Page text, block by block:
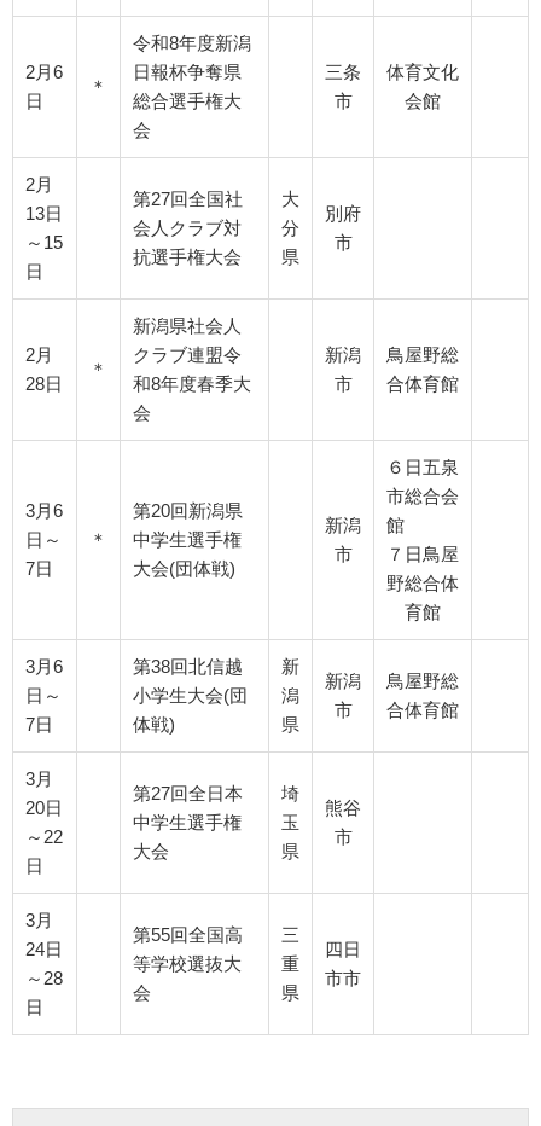
2月6
日
＊
令和8年度新潟
日報杯争奪県
総合選手権大
会
三条
市
体育文化
会館
2月
13日
～15
日
第27回全国社
会人クラブ対
抗選手権大会
大
分
県
別府
市
2月
28日
＊
新潟県社会人
クラブ連盟令
和8年度春季大
会
新潟
市
鳥屋野総
合体育館
3月6
日～
7日
＊
第20回新潟県
中学生選手権
大会(団体戦)
新潟
市
６日五泉
市総合会
館
７日鳥屋
野総合体
育館
3月6
日～
7日
第38回北信越
小学生大会(団
体戦)
新
潟
県
新潟
市
鳥屋野総
合体育館
3月
20日
～22
日
第27回全日本
中学生選手権
大会
埼
玉
県
熊谷
市
3月
24日
～28
日
第55回全国高
等学校選抜大
会
三
重
県
四日
市市